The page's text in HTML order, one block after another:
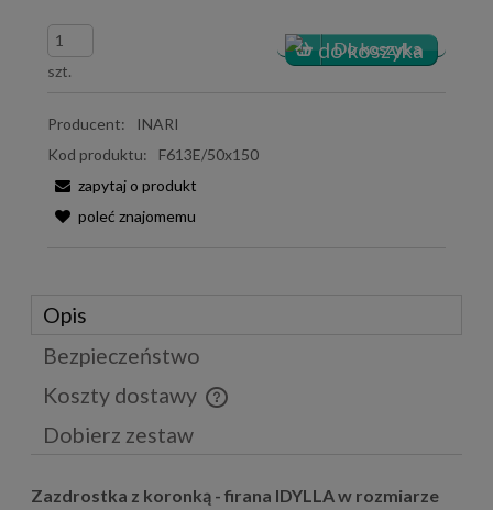
szt.
Producent:
INARI
Kod produktu:
F613E/50x150
zapytaj o produkt
poleć znajomemu
Opis
Bezpieczeństwo
Koszty dostawy
Cena nie zawiera ewentualnych kosztów płatności
Dobierz zestaw
Zazdrostka z koronką - firana IDYLLA w rozmiarze